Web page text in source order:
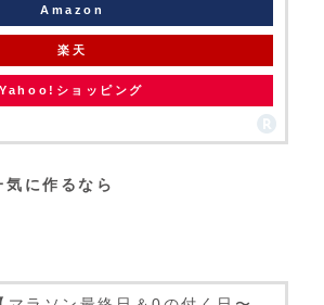
Amazon
楽天
Yahoo!ショッピング
に作るなら